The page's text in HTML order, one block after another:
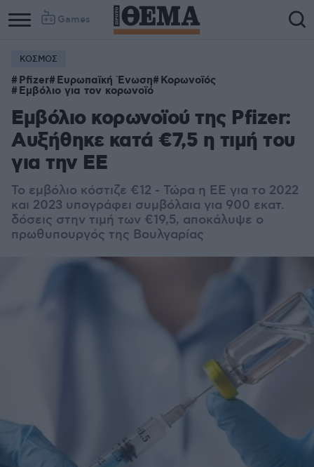
Games
Column
1
Column
2
ΚΟΣΜΟΣ
Pfizer Ευρωπαϊκή Ένωση Κορωνοϊός
Εμβόλιο για τον κορωνοϊό
Εμβόλιο κορωνοϊού της Pfizer:
Αυξήθηκε κατά €7,5 η τιμή του
για την ΕΕ
Το εμβόλιο κόστιζε €12 - Τώρα η ΕΕ για το 2022
και 2023 υπογράφει συμβόλαια για 900 εκατ.
δόσεις στην τιμή των €19,5, αποκάλυψε ο
πρωθυπουργός της Βουλγαρίας